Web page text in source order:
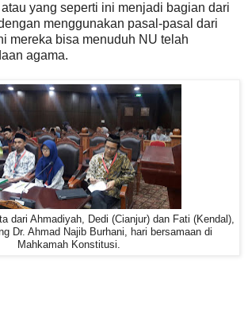
yang seperti ini menjadi bagian dari
menggunakan pasal-pasal dari
mereka bisa menuduh NU telah
agama.
dari Ahmadiyah, Dedi (Cianjur) dan Fati (Kendal),
Dr. Ahmad Najib Burhani, hari bersamaan di
Mahkamah Konstitusi.